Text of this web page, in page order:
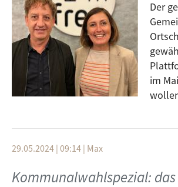
Der
im
Schwerpunkte für die kommenden
Kommunalpolitik sind, hört ihr in der
29.05.2024 | 09:14 | Max
Kommunalwahlspezial: das